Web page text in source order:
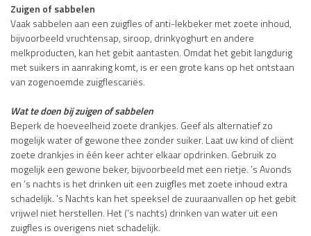
Zuigen of sabbelen
Vaak sabbelen aan een zuigfles of anti-lekbeker met zoete inhoud,
bijvoorbeeld vruchtensap, siroop, drinkyoghurt en andere
melkproducten, kan het gebit aantasten. Omdat het gebit langdurig
met suikers in aanraking komt, is er een grote kans op het ontstaan
van zogenoemde zuigflescariës.
Wat te doen bij zuigen of sabbelen
Beperk de hoeveelheid zoete drankjes. Geef als alternatief zo
mogelijk water of gewone thee zonder suiker. Laat uw kind of cliënt
zoete drankjes in één keer achter elkaar opdrinken. Gebruik zo
mogelijk een gewone beker, bijvoorbeeld met een rietje. ’s Avonds
en ’s nachts is het drinken uit een zuigfles met zoete inhoud extra
schadelijk. ’s Nachts kan het speeksel de zuuraanvallen op het gebit
vrijwel niet herstellen. Het (’s nachts) drinken van water uit een
zuigfles is overigens niet schadelijk.